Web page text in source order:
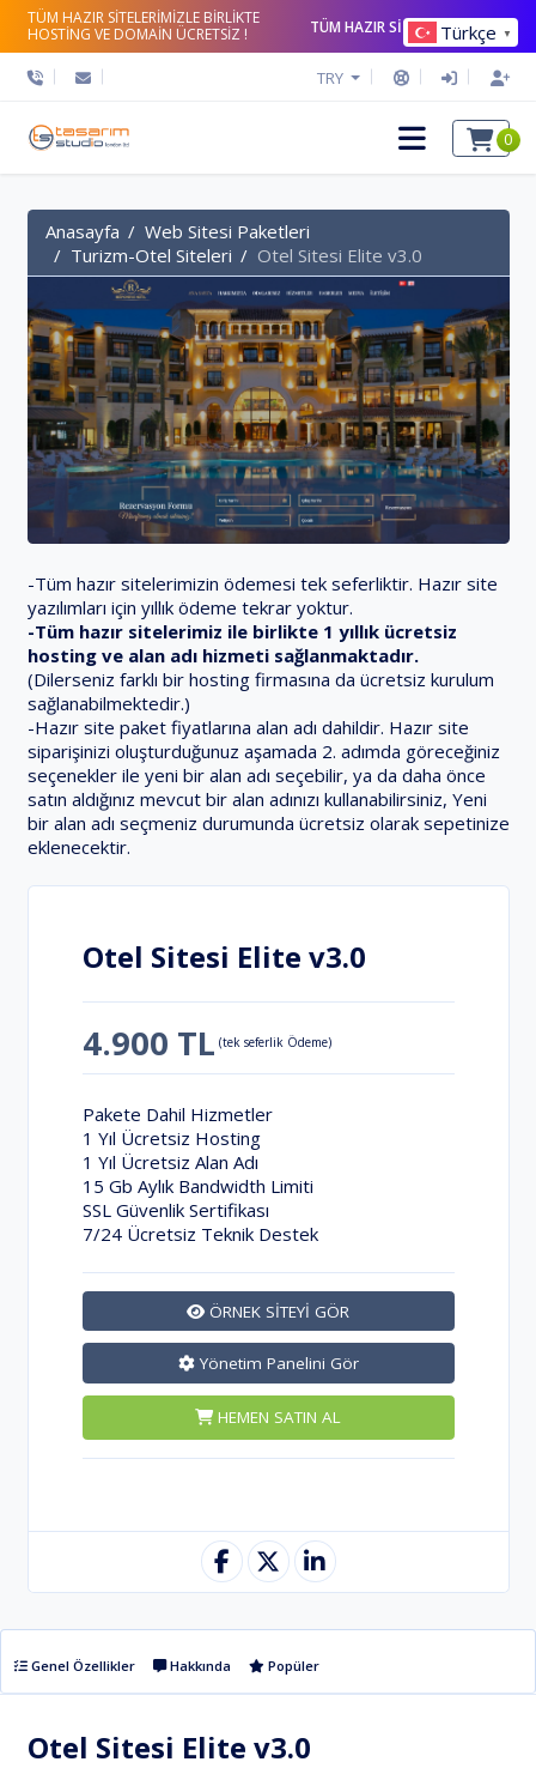
TÜM HAZIR SİTELERİMİZLE BİRLİKTE
HOSTİNG VE DOMAİN ÜCRETSİZ !
TÜM HAZIR SİTELERİ İNCELE
TRY
0
Otel Sitesi Elite v3.0
4.900 TL (tek seferlik Ödeme)
Pakete Dahil Hizmetler
1 Yıl Ücretsiz Hosting
1 Yıl Ücretsiz Alan Adı
15 Gb Aylık Bandwidth Limiti
SSL Güvenlik Sertifikası
7/24 Ücretsiz Teknik Destek
ÖRNEK SİTEYİ GÖR
Yönetim Panelini Gör
HEMEN SATIN AL
Anasayfa
Web Sitesi Paketleri
Turizm-Otel Siteleri
Otel Sitesi Elite v3.0
-Tüm hazır sitelerimizin ödemesi tek seferliktir. Hazır site
yazılımları için yıllık ödeme tekrar yoktur.
-Tüm hazır sitelerimiz ile birlikte 1 yıllık ücretsiz
hosting ve alan adı hizmeti sağlanmaktadır.
(Dilerseniz farklı bir hosting firmasına da ücretsiz kurulum
sağlanabilmektedir.)
-Hazır site paket fiyatlarına alan adı dahildir. Hazır site
siparişinizi oluşturduğunuz aşamada 2. adımda göreceğiniz
seçenekler ile yeni bir alan adı seçebilir, ya da daha önce
satın aldığınız mevcut bir alan adınızı kullanabilirsiniz, Yeni
bir alan adı seçmeniz durumunda ücretsiz olarak sepetinize
eklenecektir.
Genel Özellikler Hakkında Popüler
Otel Sitesi Elite v3.0
Türkçe ▼